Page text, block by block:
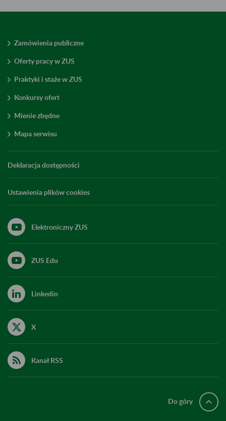
Zamówienia publiczne
Oferty pracy w ZUS
Praktyki i staże w ZUS
Konkursy ofert
Mienie zbędne
Mapa serwisu
Deklaracja dostępności
Ustawienia plików cookies
Elektroniczny ZUS
ZUS Edu
Linkedin
X
Kanał RSS
Do góry